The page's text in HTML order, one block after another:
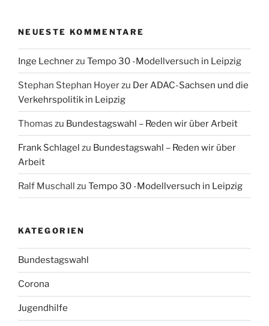
NEUESTE KOMMENTARE
Inge Lechnerzu Tempo 30 -Modellversuch in Leipzig
Stephan Stephan Hoyerzu Der ADAC-Sachsen und die
Verkehrspolitik in Leipzig
Thomas zu Bundestagswahl – Reden wir über Arbeit
Frank Schlagel zu Bundestagswahl – Reden wir über
Arbeit
Ralf Muschall zu Tempo 30 -Modellversuch in Leipzig
KATEGORIEN
Bundestagswahl
Corona
Jugendhilfe